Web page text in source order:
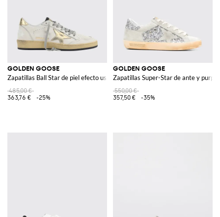
GOLDEN GOOSE
Zapatillas Ball Star de piel efecto usado
485,00 €
363,76 €
-25%
GOLDEN GOOSE
Zapatillas Super-Star de ante y
550,00 €
357,50 €
-35%